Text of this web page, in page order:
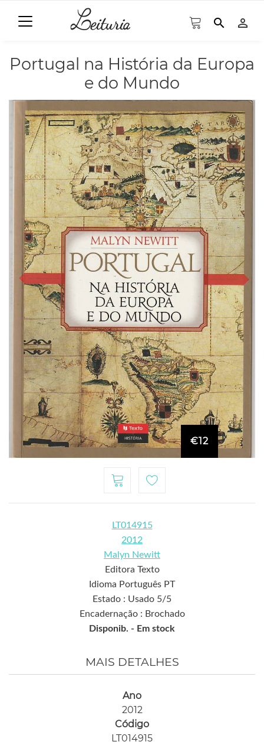
search person_outline
Portugal na História da Europa
e do Mundo
€12
LT014915
2012
Malyn Newitt
Editora Texto
Idioma Português PT
Estado : Usado 5/5
Encadernação : Brochado
Disponib. - Em stock
MAIS DETALHES
Ano
2012
Código
LT014915